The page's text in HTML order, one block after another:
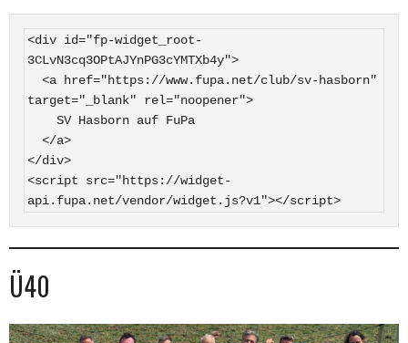
<div id="fp-widget_root-
3CLvN3cq3OPtAJYnPG3cYMTXb4y">
target="_blank" rel="noopener">
</div>
<script src="https://widget-
api.fupa.net/vendor/widget.js?v1"></script>
Ü40